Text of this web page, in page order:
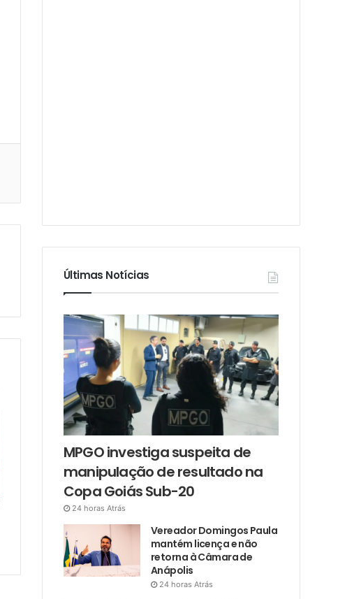
Últimas Notícias
MPGO investiga suspeita de
manipulação de resultado na
Copa Goiás Sub-20
24 horas Atrás
Vereador Domingos Paula
mantém licença e não
retorna à Câmara de
Anápolis
24 horas Atrás